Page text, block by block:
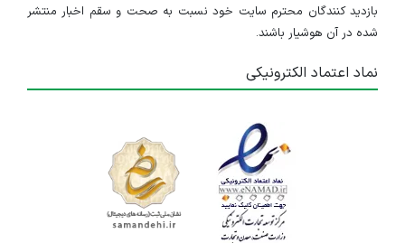
بازدید کنندگان محترم سایت خود نسبت به صحت و سقم اخبار منتشر
شده در آن هوشیار باشند.
نماد اعتماد الکترونیکی